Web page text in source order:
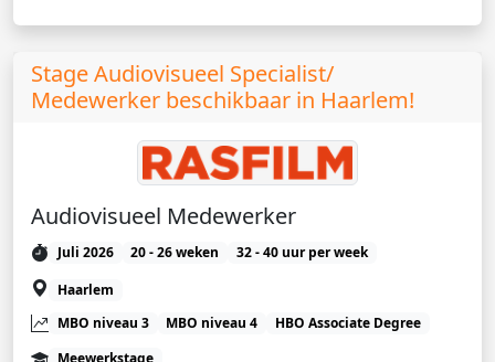
Stage Audiovisueel Specialist/
Medewerker beschikbaar in Haarlem!
Audiovisueel Medewerker
Juli 2026 20 - 26 weken
32 - 40 uur per week
Haarlem
MBO niveau 3
MBO niveau 4
HBO Associate Degree
Meewerkstage